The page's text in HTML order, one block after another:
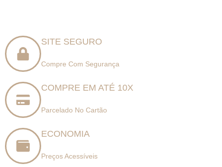
SITE SEGURO
Compre Com Segurança
COMPRE EM ATÉ 10X
Parcelado No Cartão
ECONOMIA
Preços Acessíveis